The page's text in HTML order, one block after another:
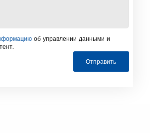
об управлении данными и
Отправить